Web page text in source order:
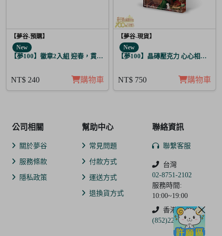
【夢谷-預購】
New
【夢100】徽章2入組 迎春，貫徹仁義的火之誓言 瑪爾坦
NT$ 240 購物車
【夢谷-現貨】
New
【夢100】晶磚壓克力 心心相印的
NT$ 750 購物車
公司相關
關於夢谷
服務條款
隱私政策
幫助中心
常見問題
付款方式
運送方式
退換貨方式
聯絡資訊
聯繫客服
台灣
02-8751-2102
服務時間:
10:00~19:00
香港
(852)2250-9311